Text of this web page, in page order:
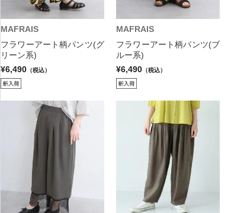
MAFRAIS
フラワーアート柄パンツ(グ
リーン系)
¥6,490 （税込）
MAFRAIS
フラワーアート柄パンツ(ブ
ルー系)
¥6,490 （税込）